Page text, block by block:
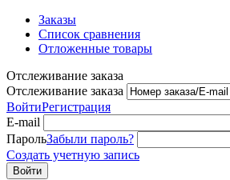
Заказы
Список сравнения
Отложенные товары
Отслеживание заказа
Отслеживание заказа
ВойтиРегистрация
E-mail
ПарольЗабыли пароль?
Создать учетную запись
Войти